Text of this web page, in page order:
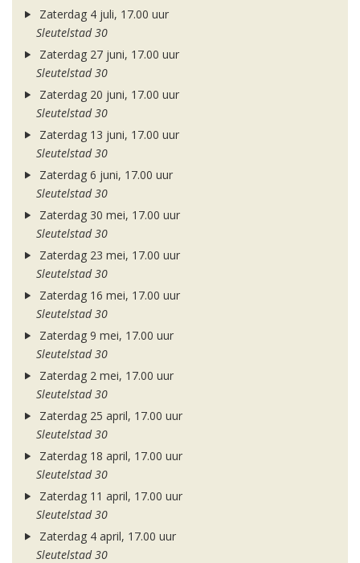
Zaterdag 4 juli, 17.00 uur
Sleutelstad 30
Zaterdag 27 juni, 17.00 uur
Sleutelstad 30
Zaterdag 20 juni, 17.00 uur
Sleutelstad 30
Zaterdag 13 juni, 17.00 uur
Sleutelstad 30
Zaterdag 6 juni, 17.00 uur
Sleutelstad 30
Zaterdag 30 mei, 17.00 uur
Sleutelstad 30
Zaterdag 23 mei, 17.00 uur
Sleutelstad 30
Zaterdag 16 mei, 17.00 uur
Sleutelstad 30
Zaterdag 9 mei, 17.00 uur
Sleutelstad 30
Zaterdag 2 mei, 17.00 uur
Sleutelstad 30
Zaterdag 25 april, 17.00 uur
Sleutelstad 30
Zaterdag 18 april, 17.00 uur
Sleutelstad 30
Zaterdag 11 april, 17.00 uur
Sleutelstad 30
Zaterdag 4 april, 17.00 uur
Sleutelstad 30